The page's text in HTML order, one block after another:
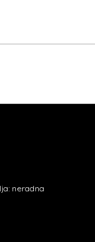
neradna